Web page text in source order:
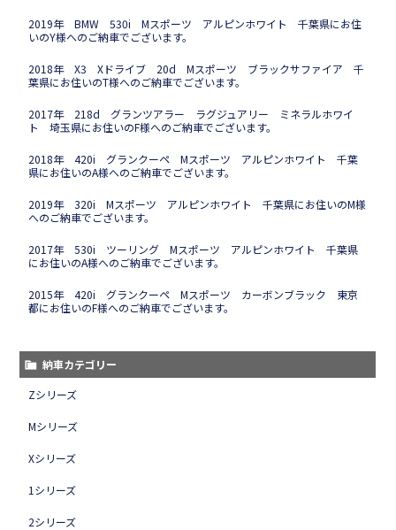
2019年 BMW 530i Mスポーツ アルピンホワイト 千葉県にお住
いのY様へのご納車でございます。
2018年 X3 Xドライブ 20d Mスポーツ ブラックサファイア 千
葉県にお住いのT様へのご納車でございます。
2017年 218d グランツアラー ラグジュアリー ミネラルホワイ
ト 埼玉県にお住いのF様へのご納車でございます。
2018年 420i グランクーペ Mスポーツ アルピンホワイト 千葉
県にお住いのA様へのご納車でございます。
2019年 320i Mスポーツ アルピンホワイト 千葉県にお住いのM様
へのご納車でございます。
2017年 530i ツーリング Mスポーツ アルピンホワイト 千葉県
にお住いのA様へのご納車でございます。
2015年 420i グランクーペ Mスポーツ カーボンブラック 東京
都にお住いのF様へのご納車でございます。
納車カテゴリー
Zシリーズ
Mシリーズ
Xシリーズ
1シリーズ
2シリーズ